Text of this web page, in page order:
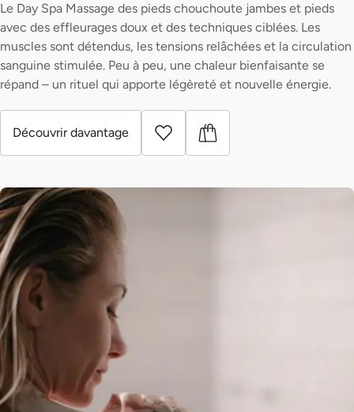
Le Day Spa Massage des pieds chouchoute jambes et pieds
avec des effleurages doux et des techniques ciblées. Les
muscles sont détendus, les tensions relâchées et la circulation
sanguine stimulée. Peu à peu, une chaleur bienfaisante se
répand – un rituel qui apporte légèreté et nouvelle énergie.
Découvrir davantage